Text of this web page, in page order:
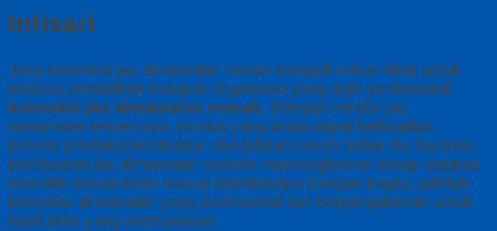
Intisari
Jasa konveksi jas almamater murah menjadi solusi ideal untuk
institusi pendidikan maupun organisasi yang ingin profesional
konveksi jas almamater murah, Dengan vendor jas
almamater terpercaya, produk yang Anda dapat berkualitas,
proses produksi terstruktur, dan jahitan kokoh Selain itu, layanan
pembuatan jas almamater custom memungkinkan setiap institusi
memiliki desain khas sesuai identitasnya Dengan begitu, pilihlah
konveksi almamater yang profesional dan berpengalaman untuk
hasil akhir yang memuaskan